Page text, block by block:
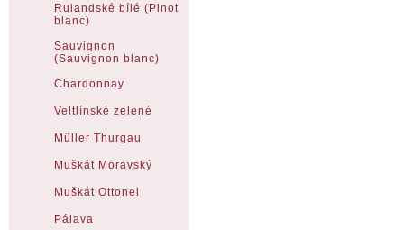
Rulandské bílé (Pinot
blanc)
Sauvignon
(Sauvignon blanc)
Chardonnay
Veltlínské zelené
Müller Thurgau
Muškát Moravský
Muškát Ottonel
Pálava